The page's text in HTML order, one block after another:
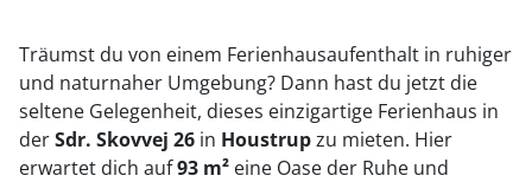
Träumst du von einem Ferienhausaufenthalt in ruhiger
und naturnaher Umgebung? Dann hast du jetzt die
seltene Gelegenheit, dieses einzigartige Ferienhaus in
derSdr. Skovvej 26 in Houstrupzu mieten. Hier
erwartet dich auf93 m² eine Oase der Ruhe und